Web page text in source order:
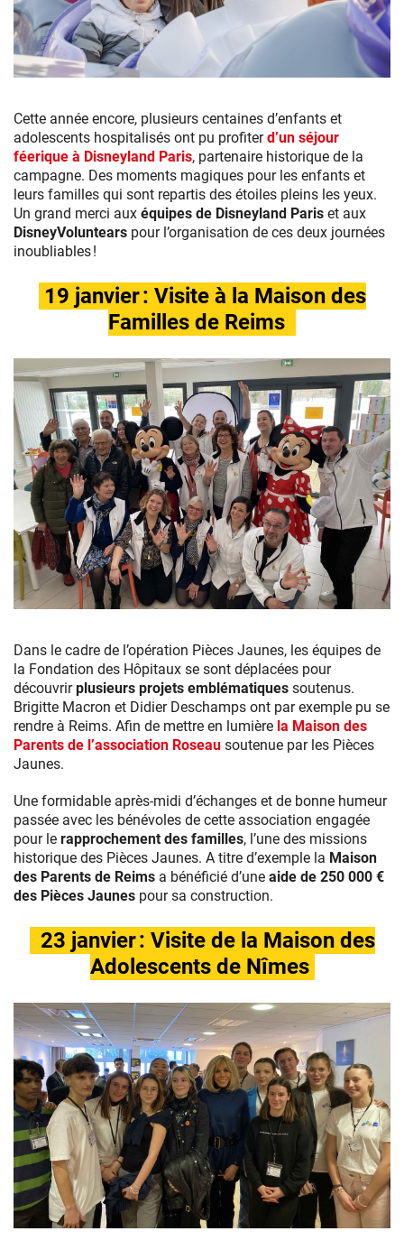
Denis,FRANCE-
le
20/12/23
©
BALTEL
/
TF1
Cette année encore, plusieurs centaines d’enfants et
adolescents hospitalisés ont pu profiterd’un séjour
féerique à Disneyland Paris, partenaire historique de la
campagne. Des moments magiques pour les enfants et
leurs familles qui sont repartis des étoiles pleins les yeux.
Un grand merci aux équipes de Disneyland Paris et aux
DisneyVoluntears pour l’organisation de ces deux journées
inoubliables !
19 janvier : Visite à la Maison des
Familles de Reims
Dans le cadre de l’opération Pièces Jaunes, les équipes de
la Fondation des Hôpitaux se sont déplacées pour
découvrirplusieurs projets emblématiques soutenus.
Brigitte Macron et Didier Deschamps ont par exemple pu se
rendre à Reims. Afin de mettre en lumière la Maison des
Parents de l’association Roseau soutenue par les Pièces
Jaunes.
Une formidable après-midi d’échanges et de bonne humeur
passée avec les bénévoles de cette association engagée
pour le rapprochement des familles, l’une des missions
historique des Pièces Jaunes. A titre d’exemple la Maison
des Parents de Reims a bénéficié d’une aide de 250 000 €
des Pièces Jaunes pour sa construction.
23 janvier : Visite de la Maison des
Adolescents de Nîmes